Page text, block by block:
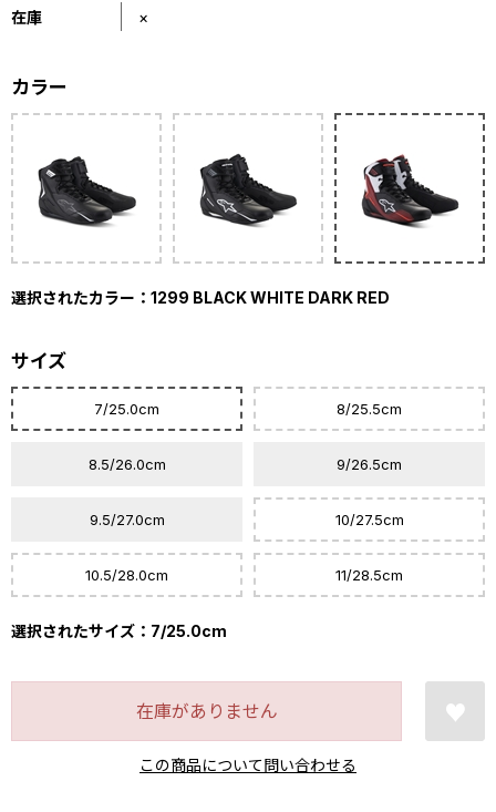
在庫 ×
カラー
選択されたカラー：1299 BLACK WHITE DARK RED
サイズ
7/25.0cm 8/25.5cm
8.5/26.0cm 9/26.5cm
9.5/27.0cm 10/27.5cm
10.5/28.0cm 11/28.5cm
選択されたサイズ：7/25.0cm
在庫がありません
この商品について問い合わせる